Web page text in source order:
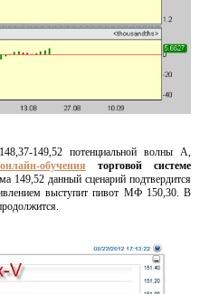
149,52 потенциальной волны А,
онлайн-обучения торговой системе
149,52 данный сценарий подтвердится
выступит пивот МФ 150,30. В